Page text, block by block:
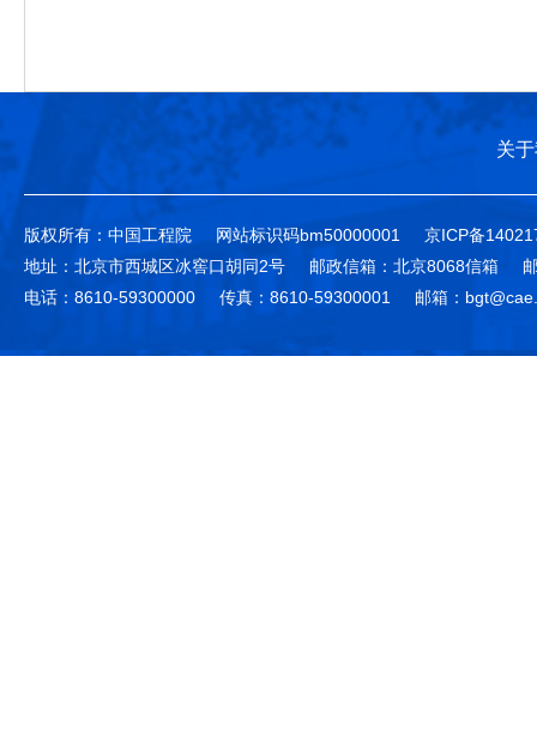
关
版权所有：中国工程院 网站标识码bm50000001
京ICP备
地址：北京市西城区冰窖口胡同2号
邮政信箱：北京8068信箱
电话：8610-59300000
传真：8610-59300001 邮箱：